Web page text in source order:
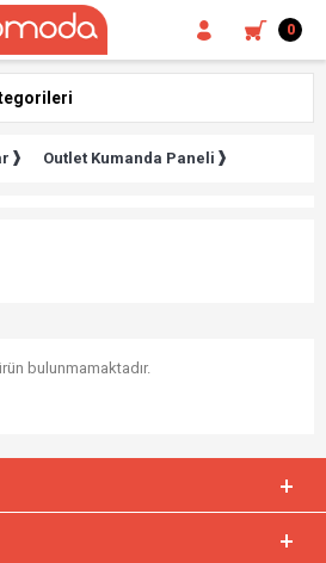
0
Outlet Kumanda Paneli
bulunmamaktadır.